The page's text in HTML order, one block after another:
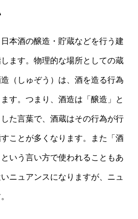
本酒の醸造・貯蔵などを行う建
ます。物理的な場所としての蔵
（しゅぞう）は、酒を造る行為
す。つまり、酒造は「醸造」と
た言葉で、酒蔵はその行為が行
ことが多くなります。また「酒
いう言い方で使われることもあ
ニュアンスになりますが、ニュ